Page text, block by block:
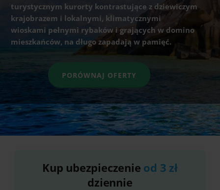
turystycznym kurorty kontrastujące z dziewiczym
krajobrazem i lokalnymi, klimatycznymi
wioskami pełnymi rybaków i grających w domino
mieszkańców, na długo zapadają w pamięć.
PORÓWNAJ OFERTY
Kup ubezpieczenie od 3 zł
dziennie